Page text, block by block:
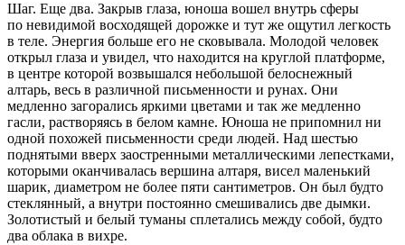
Шаг. Еще два. Закрыв глаза, юноша вошел внутрь сферы
по невидимой восходящей дорожке и тут же ощутил легкость
в теле. Энергия больше его не сковывала. Молодой человек
открыл глаза и увидел, что находится на круглой платформе,
в центре которой возвышался небольшой белоснежный
алтарь, весь в различной письменности и рунах. Они
медленно загорались яркими цветами и так же медленно
гасли, растворяясь в белом камне. Юноша не припомнил ни
одной похожей письменности среди людей. Над шестью
поднятыми вверх заостренными металлическими лепестками,
которыми оканчивалась вершина алтаря, висел маленький
шарик, диаметром не более пяти сантиметров. Он был будто
стеклянный, а внутри постоянно смешивались две дымки.
Золотистый и белый туманы сплетались между собой, будто
два облака в вихре.